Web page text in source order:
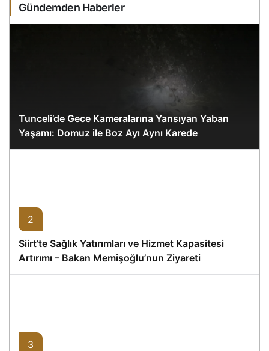
Gündemden Haberler
Tunceli’de Gece Kameralarına Yansıyan Yaban
Yaşamı: Domuz ile Boz Ayı Aynı Karede
2
Siirt’te Sağlık Yatırımları ve Hizmet Kapasitesi
Artırımı – Bakan Memişoğlu’nun Ziyareti
3